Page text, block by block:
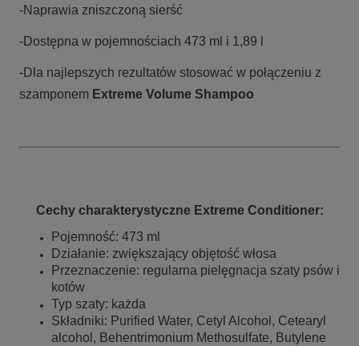
-Naprawia zniszczoną sierść
-Dostępna w pojemnościach 473 ml i 1,89 l
-Dla najlepszych rezultatów stosować w połączeniu z
szamponem Extreme Volume Shampoo
Cechy charakterystyczne Extreme Conditioner:
Pojemność: 473 ml
Działanie: zwiększający objętość włosa
Przeznaczenie: regularna pielęgnacja szaty psów i
kotów
Typ szaty: każda
Składniki: Purified Water, Cetyl Alcohol, Cetearyl
alcohol, Behentrimonium Methosulfate, Butylene